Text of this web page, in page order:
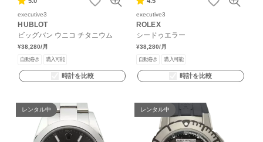
executive3
HUBLOT
ビッグバン ウニコ チタニウム
¥38,280/月
自動巻き 購入可能
時計を比較
executive3
ROLEX
シードゥエラー
¥38,280/月
自動巻き 購入可能
時計を比較
レンタル中 レンタル中